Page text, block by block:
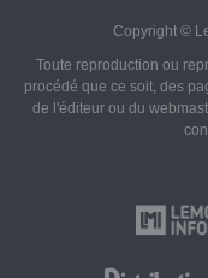
Copyright ©
Toute reproduction ou
procédé que ce soit, des
de l'éditeur ou du